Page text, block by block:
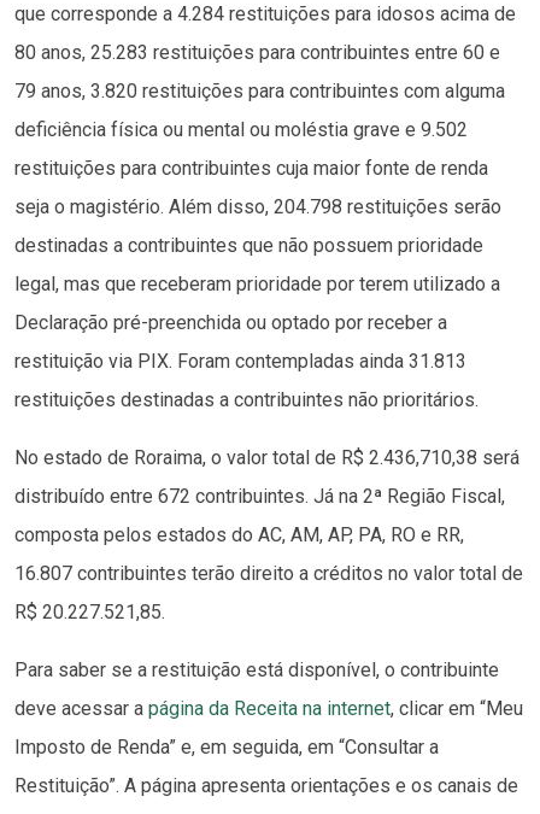
que corresponde a 4.284 restituições para idosos acima de
80 anos, 25.283 restituições para contribuintes entre 60 e
79 anos, 3.820 restituições para contribuintes com alguma
deficiência física ou mental ou moléstia grave e 9.502
restituições para contribuintes cuja maior fonte de renda
seja o magistério. Além disso, 204.798 restituições serão
destinadas a contribuintes que não possuem prioridade
legal, mas que receberam prioridade por terem utilizado a
Declaração pré-preenchida ou optado por receber a
restituição via PIX. Foram contempladas ainda 31.813
restituições destinadas a contribuintes não prioritários.
No estado de Roraima, o valor total de R$ 2.436,710,38 será
distribuído entre 672 contribuintes. Já na 2ª Região Fiscal,
composta pelos estados do AC, AM, AP, PA, RO e RR,
16.807 contribuintes terão direito a créditos no valor total de
R$ 20.227.521,85.
Para saber se a restituição está disponível, o contribuinte
deve acessar a página da Receita na internet, clicar em “Meu
Imposto de Renda” e, em seguida, em “Consultar a
Restituição”. A página apresenta orientações e os canais de